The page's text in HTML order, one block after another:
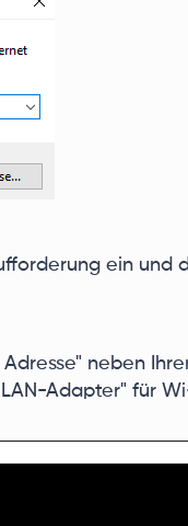
ein und
neben
Adapter" für